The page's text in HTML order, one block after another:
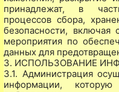
принадлежат, в
процессов сбора,
безопасности, включая
мероприятия по
данных для
3. ИСПОЛЬЗОВАНИЕ
3.1. Администрация
информации, которую